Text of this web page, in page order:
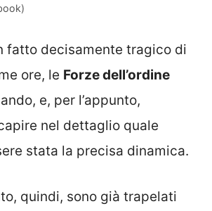
fatto decisamente tragico di
ore, le Forze dell’ordine
e, per l’appunto,
nel dettaglio quale
stata la precisa dinamica.
quindi, sono già trapelati